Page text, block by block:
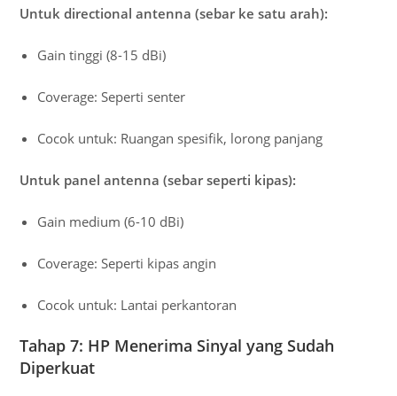
Untuk directional antenna (sebar ke satu arah):
Gain tinggi (8-15 dBi)
Coverage: Seperti senter
Cocok untuk: Ruangan spesifik, lorong panjang
Untuk panel antenna (sebar seperti kipas):
Gain medium (6-10 dBi)
Coverage: Seperti kipas angin
Cocok untuk: Lantai perkantoran
Tahap 7: HP Menerima Sinyal yang Sudah
Diperkuat